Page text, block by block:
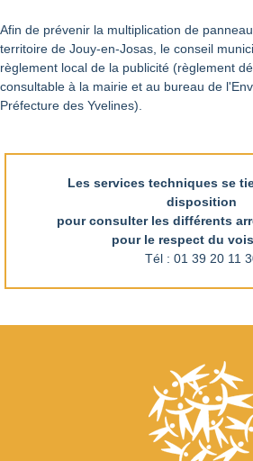
Afin de prévenir la multiplication de
territoire de Jouy-en-Josas, le conseil
règlement local de la publicité (règlement
consultable à la mairie et au bureau de
Préfecture des Yvelines).
Les services techniques se
disposition
pour consulter les différents
pour le respect du
Tél : 01 39 20 11